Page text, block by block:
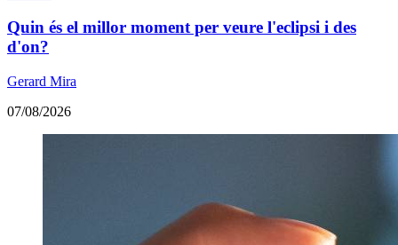
Quin és el millor moment per veure l'eclipsi i des
d'on?
Gerard Mira
07/08/2026